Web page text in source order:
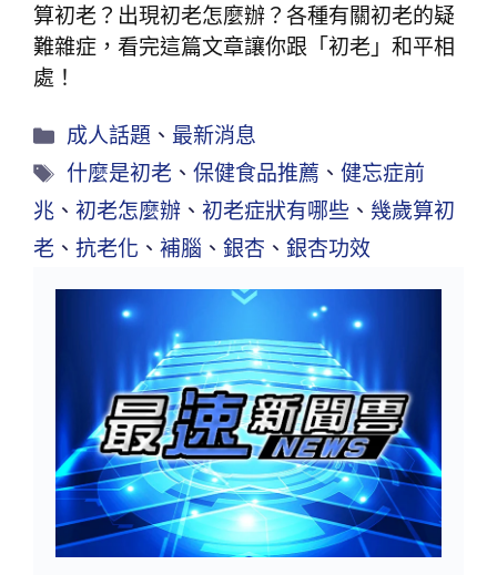
算初老？出現初老怎麼辦？各種有關初老的疑
難雜症，看完這篇文章讓你跟「初老」和平相
處！
成人話題 、最新消息
什麼是初老 、保健食品推薦 、健忘症前
兆 、 初老怎麼辦 、 初老症狀有哪些 、 幾歲算初
老 、 抗老化 、 補腦 、 銀杏 、 銀杏功效